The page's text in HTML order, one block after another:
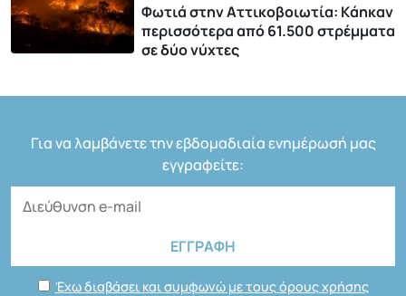
Φωτιά στην Αττικοβοιωτία: Kάηκαν
περισσότερα από 61.500 στρέμματα
σε δύο νύχτες
Για να λαμβάνετε την εβδομαδιαία ενημέρωσή μας
εγγραφείτε:
Έχω διαβάσει και συμφωνώ με τους όρους χρήσης